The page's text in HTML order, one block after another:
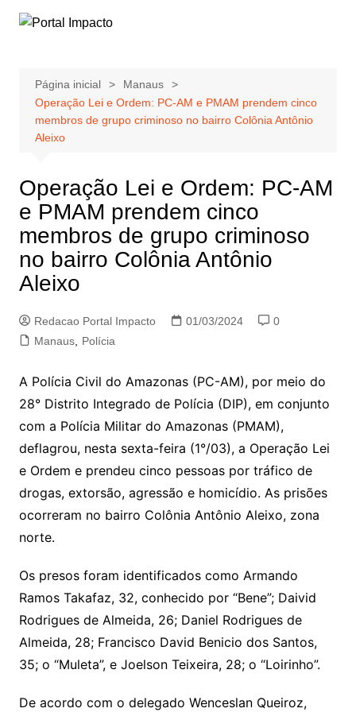
para
Página inicial
Manaus
Operação Lei e Ordem: PC-AM e PMAM prendem cinco
membros de grupo criminoso no bairro Colônia Antônio
Aleixo
Operação Lei e Ordem: PC-AM
e PMAM prendem cinco
membros de grupo criminoso
no bairro Colônia Antônio
Aleixo
Redacao Portal Impacto 01/03/2024
0
Manaus, Polícia
A Polícia Civil do Amazonas (PC-AM), por meio do
28° Distrito Integrado de Polícia (DIP), em conjunto
com a Polícia Militar do Amazonas (PMAM),
deflagrou, nesta sexta-feira (1°/03), a Operação Lei
e Ordem e prendeu cinco pessoas por tráfico de
drogas, extorsão, agressão e homicídio. As prisões
ocorreram no bairro Colônia Antônio Aleixo, zona
norte.
Os presos foram identificados como Armando
Ramos Takafaz, 32, conhecido por “Bene”; Daivid
Rodrigues de Almeida, 26; Daniel Rodrigues de
Almeida, 28; Francisco David Benicio dos Santos,
35; o “Muleta”, e Joelson Teixeira, 28; o “Loirinho”.
De acordo com o delegado Wenceslan Queiroz,